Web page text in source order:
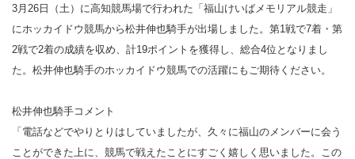
3月26日（土）に高知競馬場で行われた「福山けいばメモリアル競走」
にホッカイドウ競馬から松井伸也騎手が出場しました。第1戦で7着・第
2戦で2着の成績を収め、計19ポイントを獲得し、総合4位となりまし
た。松井伸也騎手のホッカイドウ競馬での活躍にもご期待ください。
松井伸也騎手コメント
「電話などでやりとりはしていましたが、久々に福山のメンバーに会う
ことができた上に、競馬で戦えたことにすごく嬉しく思いました。この